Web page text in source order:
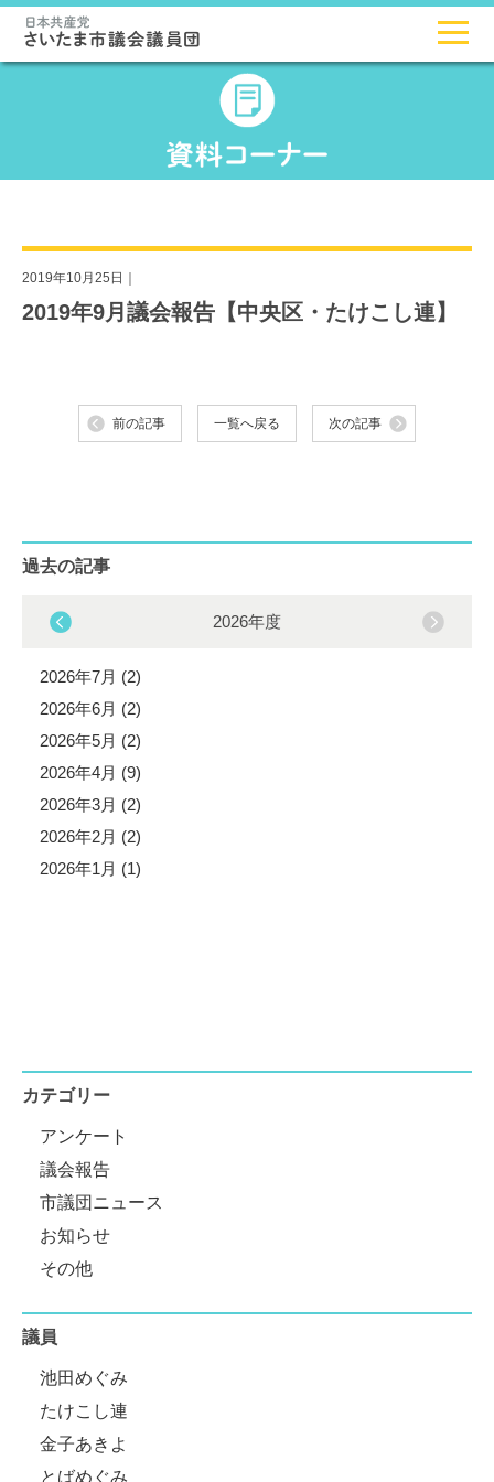
2019年10月25日｜
2019年9月議会報告【中央区・たけこし連】
前の記事 一覧へ戻る 次の記事
過去の記事
2026年度
2026年7月 (2)
2026年6月 (2)
2026年5月 (2)
2026年4月 (9)
2026年3月 (2)
2026年2月 (2)
2026年1月 (1)
カテゴリー
アンケート
議会報告
市議団ニュース
お知らせ
その他
議員
池田めぐみ
たけこし連
金子あきよ
とばめぐみ